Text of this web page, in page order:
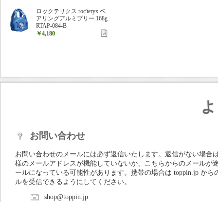
ロックテリクス roc'teryx ベ
アリングアルミプリー 168g
RTAP-084-B
￥4,180
お問い合わせ
お問い合わせのメールには必ず返信いたします。返信がない場合
様のメールアドレスが機能していないか、こちらからのメールが
ールになっている可能性があります。携帯の場合は toppin.jp から
ルを受信できるようにしてください。
shop@toppin.jp